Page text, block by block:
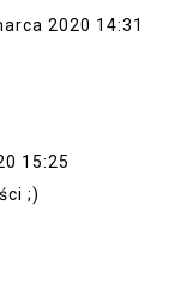
2020 14:31
15:25
;)